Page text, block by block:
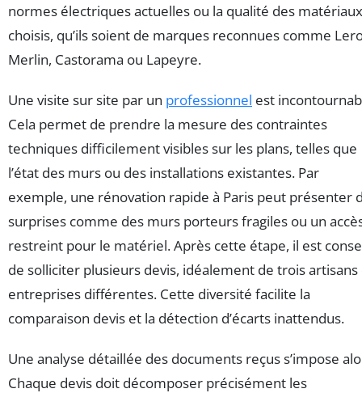
normes électriques actuelles ou la qualité des matériaux
choisis, qu’ils soient de marques reconnues comme
Merlin, Castorama ou Lapeyre.
Une visite sur site par un professionnel est
Cela permet de prendre la mesure des contraintes
techniques difficilement visibles sur les plans, telles que
l’état des murs ou des installations existantes. Par
exemple, une rénovation rapide à Paris peut présenter
surprises comme des murs porteurs fragiles ou un
restreint pour le matériel. Après cette étape, il est
de solliciter plusieurs devis, idéalement de trois artisans
entreprises différentes. Cette diversité facilite la
comparaison devis et la détection d’écarts inattendus.
Une analyse détaillée des documents reçus s’impose
Chaque devis doit décomposer précisément les